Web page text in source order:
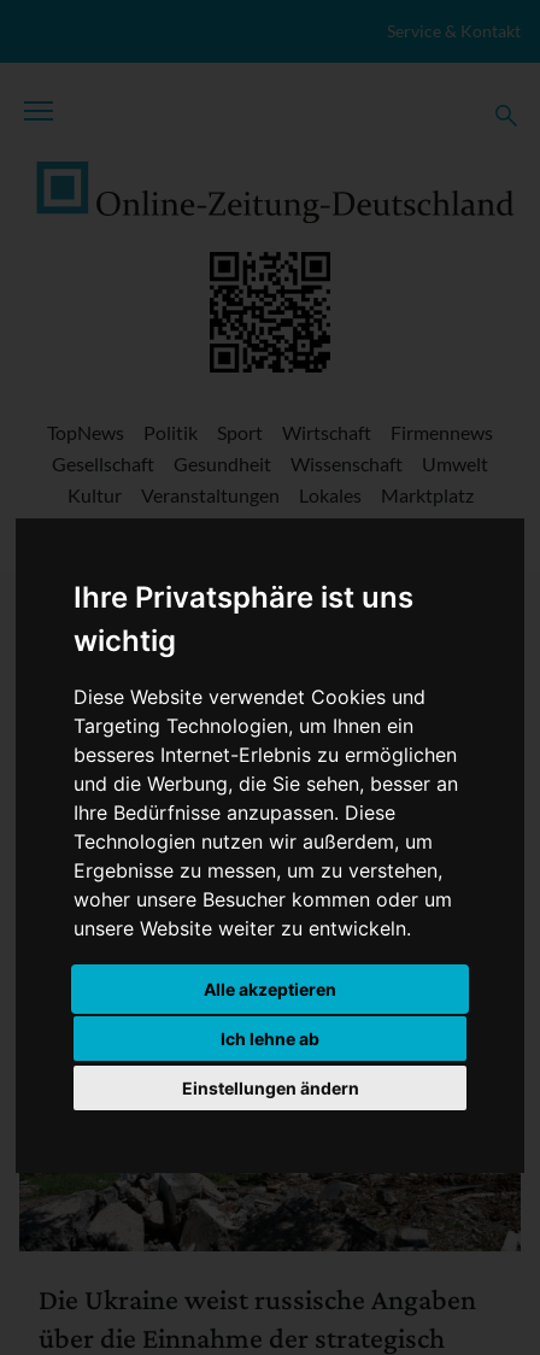
Ihre Privatsphäre ist uns
wichtig
Diese Website verwendet Cookies und
Targeting Technologien, um Ihnen ein
besseres Internet-Erlebnis zu ermöglichen
und die Werbung, die Sie sehen, besser an
Ihre Bedürfnisse anzupassen. Diese
Technologien nutzen wir außerdem, um
Ergebnisse zu messen, um zu verstehen,
woher unsere Besucher kommen oder um
unsere Website weiter zu entwickeln.
Alle akzeptieren
Ich lehne ab
Einstellungen ändern
Service & Kontakt
TopNews Politik Sport Wirtschaft
Firmennews
Gesellschaft
Gesundheit Wissenschaft
Umwelt
Kultur
Veranstaltungen Lokales
Marktplatz
Stellenangebote
Drohnen über Russland,
Kämpfe um
Kostjantyniwka: Ukraine
widerspricht Putins
Siegesmeldung
Die Ukraine weist russische Angaben
über die Einnahme der strategisch